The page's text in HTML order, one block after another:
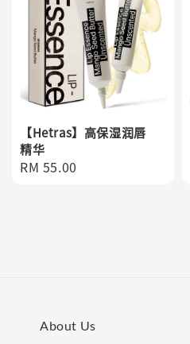
【Hetras】高保湿润唇
精华
Regular
RM 55.00
About Us